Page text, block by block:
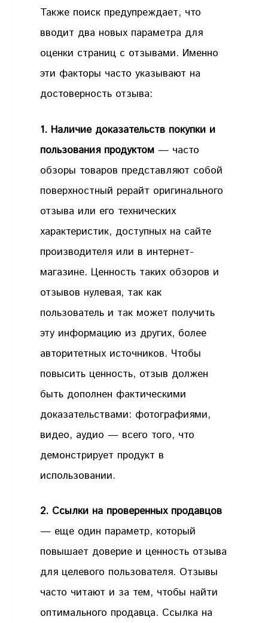
Также поиск предупреждает, что
вводит два новых параметра для
оценки страниц с отзывами. Именно
эти факторы часто указывают на
достоверность отзыва:
1. Наличие доказательств покупки и
пользования продуктом — часто
обзоры товаров представляют собой
поверхностный рерайт оригинального
отзыва или его технических
характеристик, доступных на сайте
производителя или в интернет-
магазине. Ценность таких обзоров и
отзывов нулевая, так как
пользователь и так может получить
эту информацию из других, более
авторитетных источников. Чтобы
повысить ценность, отзыв должен
быть дополнен фактическими
доказательствами: фотографиями,
видео, аудио — всего того, что
демонстрирует продукт в
использовании.
2. Ссылки на проверенных продавцов
— еще один параметр, который
повышает доверие и ценность отзыва
для целевого пользователя. Отзывы
часто читают и за тем, чтобы найти
оптимального продавца. Ссылка на